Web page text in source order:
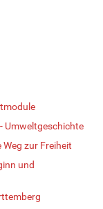
Umweltgeschichte
zur Freiheit
und